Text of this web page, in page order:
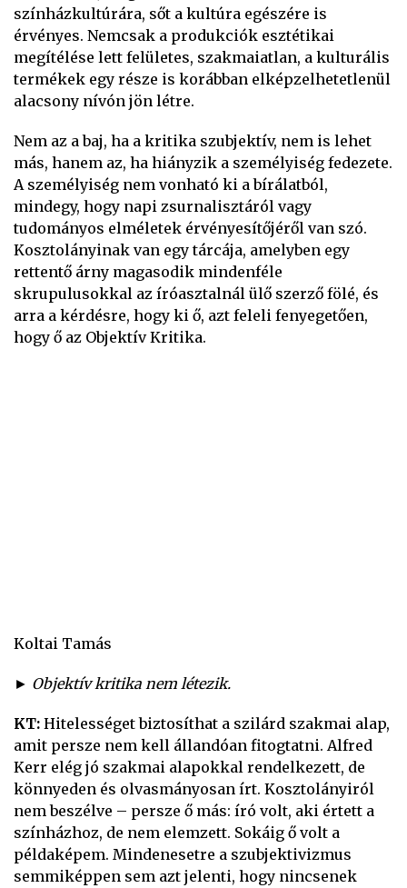
színházkultúrára, sőt a kultúra egészére is
érvényes. Nemcsak a produkciók esztétikai
megítélése lett felületes, szakmaiatlan, a kulturális
termékek egy része is korábban elképzelhetetlenül
alacsony nívón jön létre.
Nem az a baj, ha a kritika szubjektív, nem is lehet
más, hanem az, ha hiányzik a személyiség fedezete.
A személyiség nem vonható ki a bírálatból,
mindegy, hogy napi zsurnalisztáról vagy
tudományos elméletek érvényesítőjéről van szó.
Kosztolányinak van egy tárcája, amelyben egy
rettentő árny magasodik mindenféle
skrupulusokkal az íróasztalnál ülő szerző fölé, és
arra a kérdésre, hogy ki ő, azt feleli fenyegetően,
hogy ő az Objektív Kritika.
Koltai Tamás
► Objektív kritika nem létezik.
KT: Hitelességet biztosíthat a szilárd szakmai alap,
amit persze nem kell állandóan fitogtatni. Alfred
Kerr elég jó szakmai alapokkal rendelkezett, de
könnyeden és olvasmányosan írt. Kosztolányiról
nem beszélve – persze ő más: író volt, aki értett a
színházhoz, de nem elemzett. Sokáig ő volt a
példaképem. Mindenesetre a szubjektivizmus
semmiképpen sem azt jelenti, hogy nincsenek